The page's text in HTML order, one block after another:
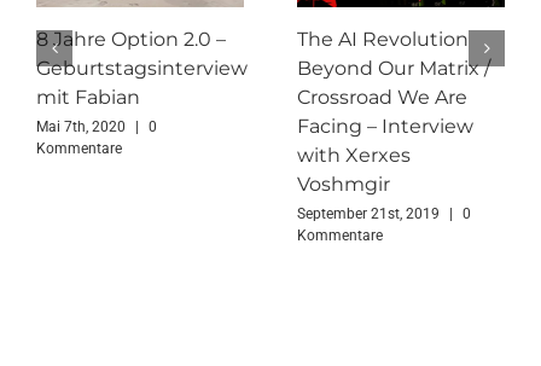
8 Jahre Option 2.0 –
Geburtstagsinterview
mit Fabian
Mai 7th, 2020
0
Kommentare
The AI Revolution
Beyond Our Matrix /
Crossroad We Are
Facing – Interview
with Xerxes
Voshmgir
September 21st, 2019
0
Kommentare